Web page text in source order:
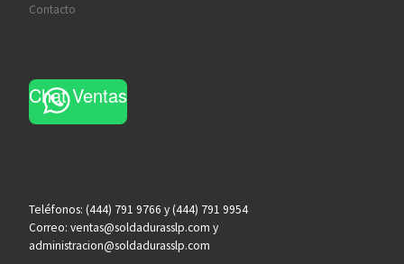
Contacto
Chat Ventas
Teléfonos: (444) 791 9766 y (444) 791 9954
Correo: ventas@soldadurasslp.com y
administracion@soldadurasslp.com